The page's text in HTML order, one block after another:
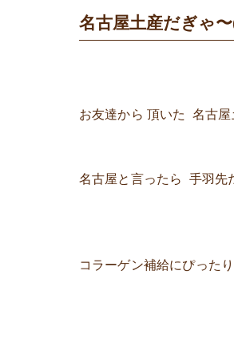
名古屋土産だぎゃ
お友達から 頂いた 名古
名古屋と言ったら 手羽先
コラーゲン補給にぴった